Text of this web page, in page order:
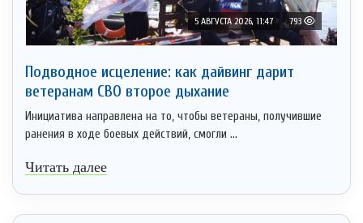
5 АВГУСТА 2026, 11:47 793
Подводное исцеление: как дайвинг дарит
ветеранам СВО второе дыхание
Инициатива направлена на то, чтобы ветераны, получившие
ранения в ходе боевых действий, смогли ...
Читать далее